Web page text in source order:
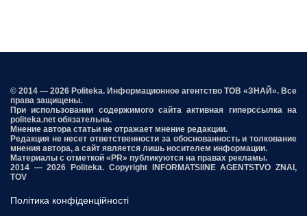
© 2014 — 2026 Politeka. Информационное агентство ТОВ «ЗНАЙ». Все
права защищены.
При использовании содержимого сайта активная гиперссылка на
politeka.net обязательна.
Мнение автора статьи не отражает мнение редакции.
Редакция не несет ответственности за обоснованность и толкование
мнения автора, а сайт является лишь носителем информации.
Материалы с отметкой «PR» публикуются на правах рекламы.
2014 — 2026 Politeka. Copyright INFORMATSIINE AGENTSTVO ZNAI,
TOV
Політика конфіденційності